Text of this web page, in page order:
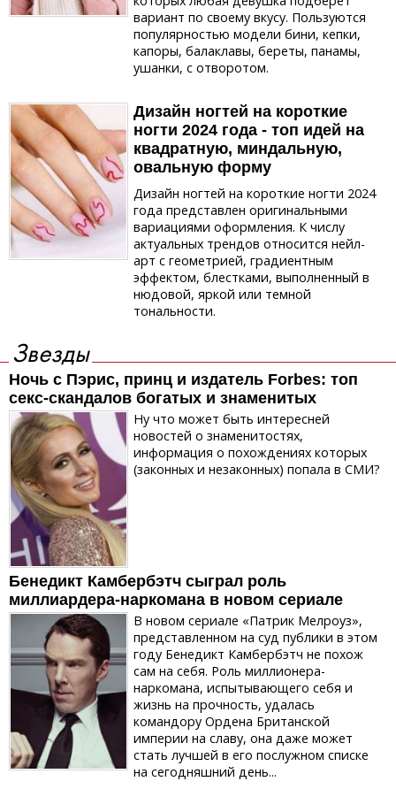
вариант по своему вкусу. Пользуются
популярностью модели бини, кепки,
капоры, балаклавы, береты, панамы,
ушанки, с отворотом.
Дизайн ногтей на короткие
ногти 2024 года - топ идей на
квадратную, миндальную,
овальную форму
Дизайн ногтей на короткие ногти 2024
года представлен оригинальными
вариациями оформления. К числу
актуальных трендов относится нейл-
арт с геометрией, градиентным
эффектом, блестками, выполненный в
нюдовой, яркой или темной
тональности.
Звезды
Ночь с Пэрис, принц и издатель Forbes: топ
секс-скандалов богатых и знаменитых
Ну что может быть интересней
новостей о знаменитостях,
информация о похождениях которых
(законных и незаконных) попала в СМИ?
Бенедикт Камбербэтч сыграл роль
миллиардера-наркомана в новом сериале
В новом сериале «Патрик Мелроуз»,
представленном на суд публики в этом
году Бенедикт Камбербэтч не похож
сам на себя. Роль миллионера-
наркомана, испытывающего себя и
жизнь на прочность, удалась
командору Ордена Британской
империи на славу, она даже может
стать лучшей в его послужном списке
на сегодняшний день...